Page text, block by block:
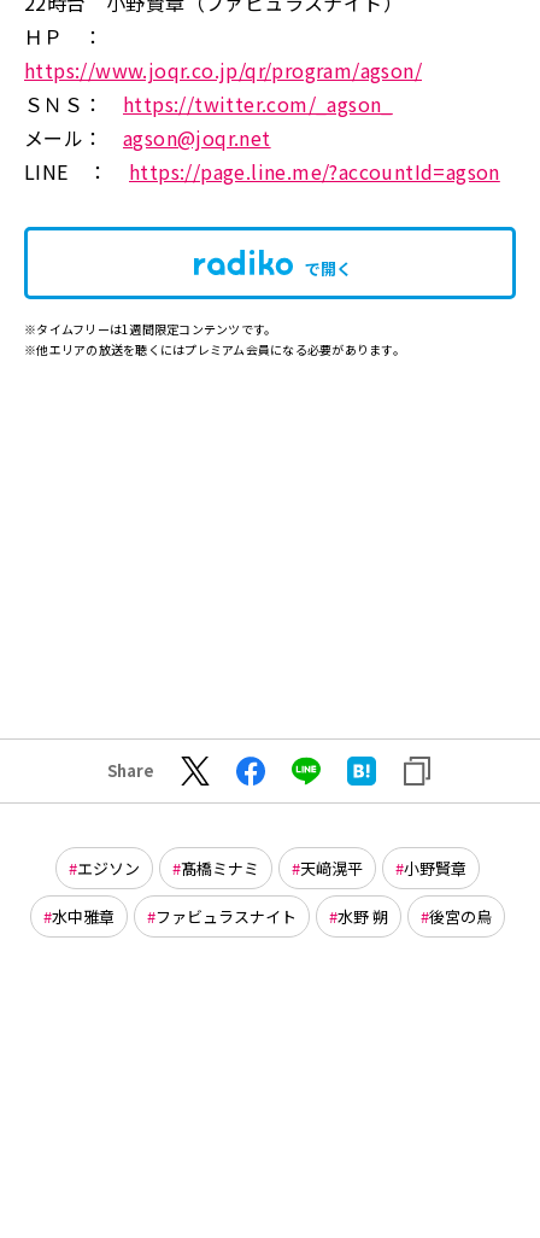
ＨＰ ：
https://www.joqr.co.jp/qr/program/agson/
ＳＮＳ： https://twitter.com/_agson_
メール： agson@joqr.net
LINE ： https://page.line.me/?accountId=agson
で開く
※タイムフリーは1週間限定コンテンツです。
※他エリアの放送を聴くにはプレミアム会員になる必要があります。
Share
エジソン 髙橋ミナミ 天﨑滉平 小野賢章
水中雅章 ファビュラスナイト 水野 朔 後宮の烏